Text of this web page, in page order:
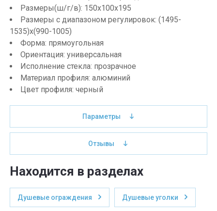
Размеры(ш/г/в): 150х100х195
Размеры с диапазоном регулировок: (1495-
1535)x(990-1005)
Форма: прямоугольная
Ориентация: универсальная
Исполнение стекла: прозрачное
Материал профиля: алюминий
Цвет профиля: черный
Параметры
Отзывы
Находится в разделах
Душевые ограждения Душевые уголки